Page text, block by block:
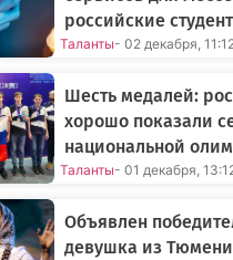
российские
Таланты- 02 декабря,
Шесть медалей:
хорошо показали
национальной
Таланты- 01 декабря,
Объявлен
девушка из Тюмени